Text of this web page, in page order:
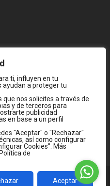
ti, influyen en tu
ayudan a proteger tu
nos solicites a través de
y de terceros para
publicidad
en base a un perfil
"Aceptar" o "Rechazar"
así como configurar
Cookies". Más
de
Aceptar